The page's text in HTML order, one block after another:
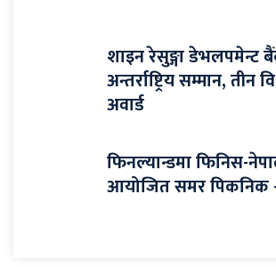
शाइन रेसुङ्गा डेभलपमेन्ट
अन्तर्राष्ट्रिय सम्मान, तीन
अवार्ड
फिनल्यान्डमा फिनिस-
आयोजित समर पिकनिक